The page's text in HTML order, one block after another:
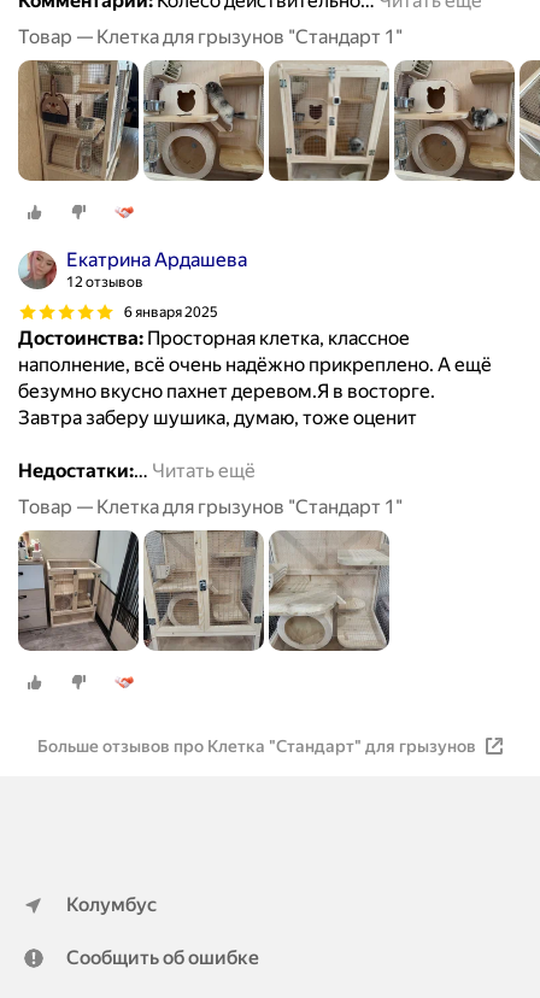
Товар — Клетка для грызунов "Стандарт 1"
Екатрина Ардашева
12 отзывов
6 января 2025
Достоинства: Просторная клетка, классное
наполнение, всё очень надёжно прикреплено. А ещё
безумно вкусно пахнет деревом.Я в восторге.
Завтра заберу шушика, думаю, тоже оценит
Недостатки:… Читать ещё
Товар — Клетка для грызунов "Стандарт 1"
Больше отзывов про Клетка "Стандарт" для грызунов
Колумбус
Сообщить об ошибке